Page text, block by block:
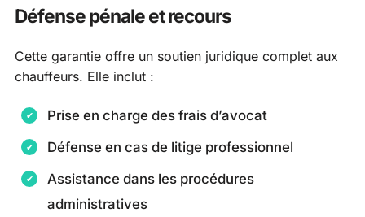
Défense pénale et recours
Cette garantie offre un soutien juridique complet aux
chauffeurs. Elle inclut :
Prise en charge des frais d’avocat
Défense en cas de litige professionnel
Assistance dans les procédures
administratives